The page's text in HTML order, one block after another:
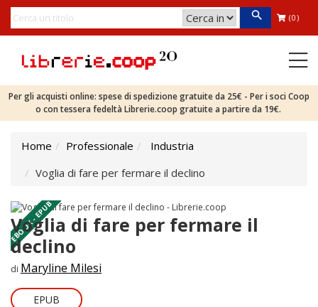
(0)
Per gli acquisti online: spese di spedizione gratuite da 25€ - Per i soci Coop
o con tessera fedeltà Librerie.coop gratuite a partire da 19€.
Home Professionale
Industria
Voglia di fare per fermare il declino
EBOOK - EPUB
Voglia di fare per fermare il
declino
di Maryline Milesi
EPUB